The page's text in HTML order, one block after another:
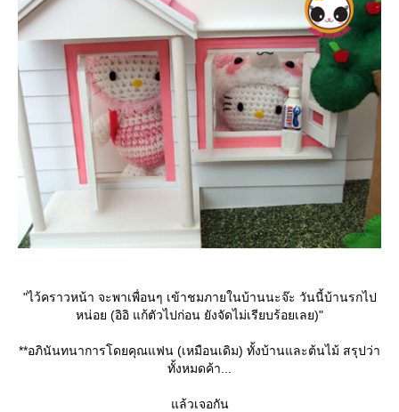
"ไว้คราวหน้า จะพาเพื่อนๆ เข้าชมภายในบ้านนะจ๊ะ วันนี้บ้านรกไป
หน่อย (อิอิ แก้ตัวไปก่อน ยังจัดไม่เรียบร้อยเลย)"
**อภินันทนาการโดยคุณแฟน (เหมือนเดิม) ทั้งบ้านและต้นไม้ สรุปว่า
ทั้งหมดค้า...
ล้วเจอกัน